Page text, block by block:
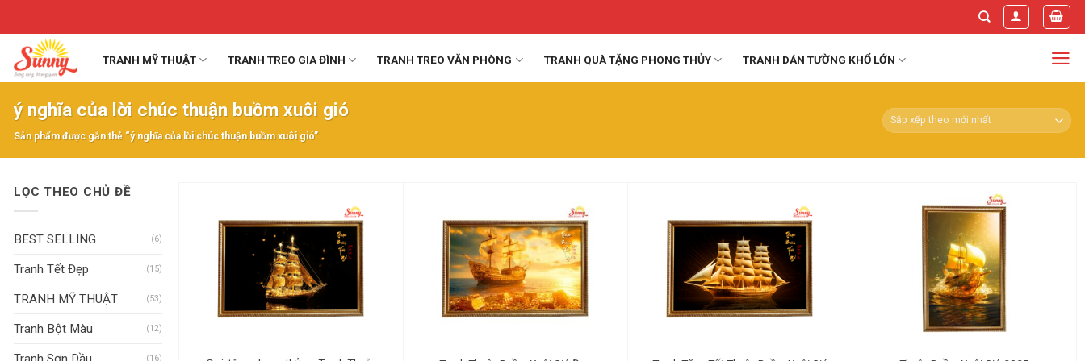
content
TRANH MỸ THUẬT TRANH TREO GIA ĐÌNH TRANH TREO VĂN PHÒNG TRANH QUÀ TẶNG PHONG THỦY TRANH DÁN TƯỜNG KHỔ LỚN
ý nghĩa của lời chúc thuận buồm xuôi gió
Sản phẩm được gắn thẻ “ý nghĩa của lời chúc thuận buồm xuôi gió”
LỌC THEO CHỦ ĐỀ
BEST SELLING (6)
Tranh Tết Đẹp (15)
TRANH MỸ THUẬT (53)
Tranh Bột Màu (12)
(16)